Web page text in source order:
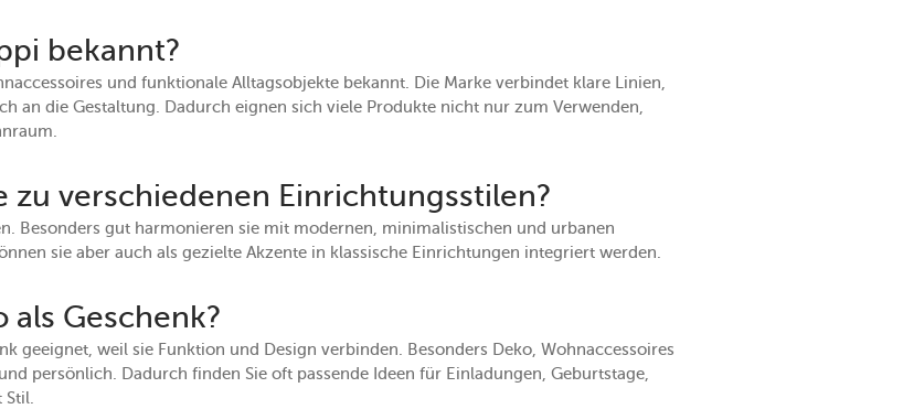
bekannt?
und funktionale Alltagsobjekte bekannt. Die Marke verbindet klare Linien,
an die Gestaltung. Dadurch eignen sich viele Produkte nicht nur zum Verwenden,
zu verschiedenen Einrichtungsstilen?
Besonders gut harmonieren sie mit modernen, minimalistischen und urbanen
sie aber auch als gezielte Akzente in klassische Einrichtungen integriert werden.
Geschenk?
geeignet, weil sie Funktion und Design verbinden. Besonders Deko, Wohnaccessoires
persönlich. Dadurch finden Sie oft passende Ideen für Einladungen, Geburtstage,
Stil.